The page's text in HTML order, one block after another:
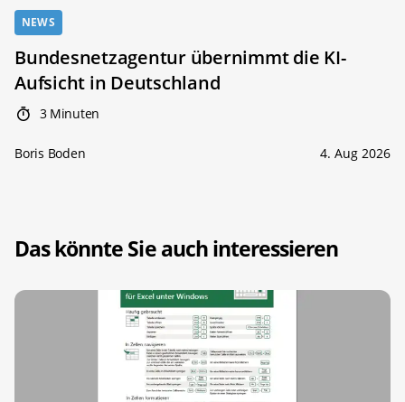
NEWS
Bundesnetzagentur übernimmt die KI-
Aufsicht in Deutschland
3 Minuten
Boris Boden 4. Aug 2026
Das könnte Sie auch interessieren